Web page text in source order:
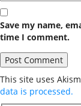
Save my name,
time I comment.
This site uses
data is processed.